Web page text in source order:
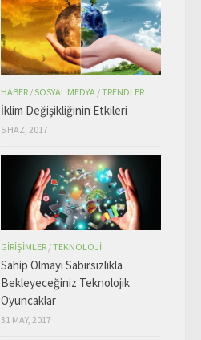
HABER /SOSYAL MEDYA /TRENDLER
İklim Değişikliğinin Etkileri
5 HAZ, 2017
GIRIŞIMLER /TEKNOLOJI
Sahip Olmayı Sabırsızlıkla
Bekleyeceğiniz Teknolojik
Oyuncaklar
31 MAY, 2017